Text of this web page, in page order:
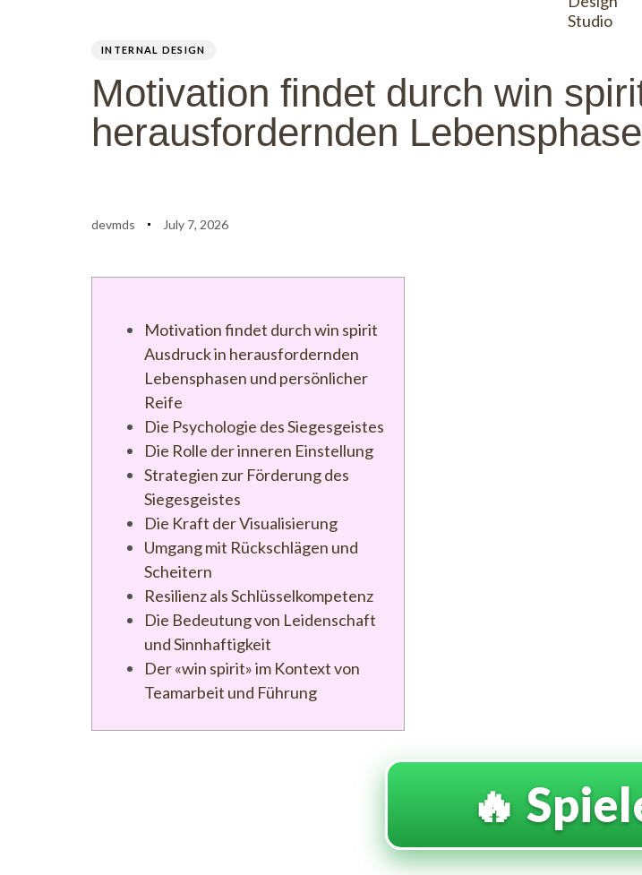
INTERNAL DESIGN
Motivation findet durch win
herausfordernden
devmds July 7, 2026
Motivation findet durch win spirit
Ausdruck in herausfordernden
Lebensphasen und persönlicher
Reife
Die Psychologie des Siegesgeistes
Die Rolle der inneren Einstellung
Strategien zur Förderung des
Siegesgeistes
Die Kraft der Visualisierung
Umgang mit Rückschlägen und
Scheitern
Resilienz als Schlüsselkompetenz
Die Bedeutung von Leidenschaft
und Sinnhaftigkeit
Der «win spirit» im Kontext von
Teamarbeit und Führung
🔥